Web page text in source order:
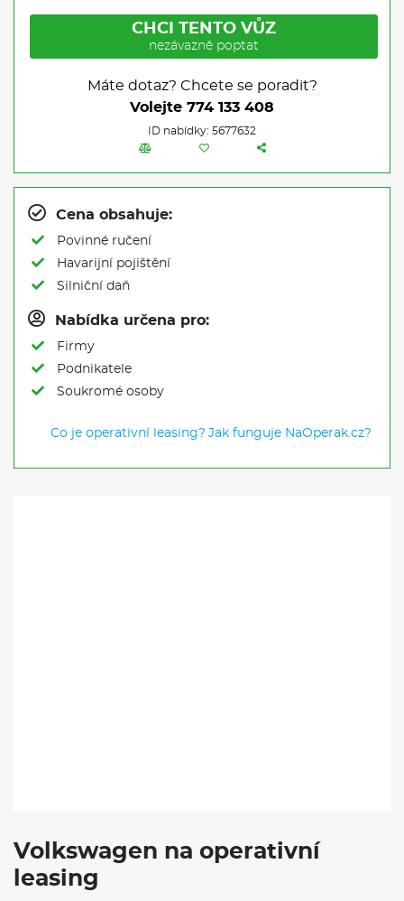
CHCI TENTO VŮZ
nezávazně poptat
Máte dotaz? Chcete se poradit?
Volejte 774 133 408
ID nabídky: 5677632
Cena obsahuje:
Povinné ručení
Havarijní pojištění
Silniční daň
Nabídka určena pro:
Firmy
Podnikatele
Soukromé osoby
Co je operativní leasing? Jak funguje NaOperak.cz?
Volkswagen na operativní
leasing